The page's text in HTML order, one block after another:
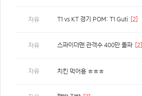
자유 T1 vs KT 경기 POM: T1 Guti [2]
자유 스파이더맨 관객수 400만 돌파 [2]
자유 치킨 먹어용 ㅎㅎㅎ